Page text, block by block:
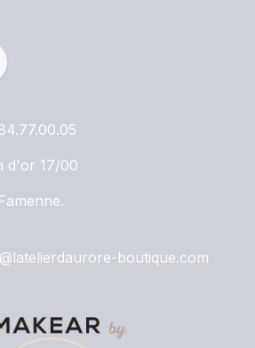
d'or 17/00
boutique.com